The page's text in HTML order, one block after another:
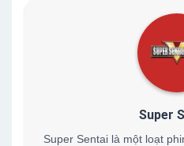
Super
Super Sentai là một loạt